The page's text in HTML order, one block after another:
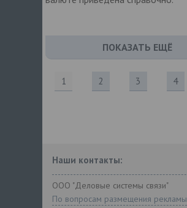
ПОКАЗАТЬ ЕЩЁ
1 2 3 4
Наши контакты:
ООО "Деловые системы связи"
По вопросам размещения рекламы